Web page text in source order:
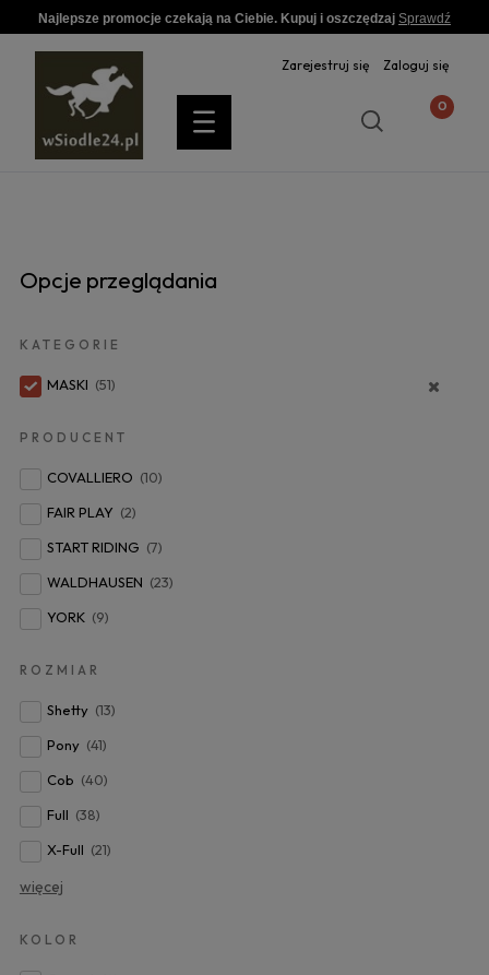
Najlepsze promocje czekają na Ciebie. Kupuj i oszczędzaj Sprawdź
Zarejestruj się Zaloguj się
Opcje przeglądania
KATEGORIE
MASKI (51)
PRODUCENT
COVALLIERO (10)
FAIR PLAY (2)
START RIDING (7)
WALDHAUSEN (23)
YORK (9)
ROZMIAR
Shetty (13)
Pony (41)
Cob (40)
Full (38)
X-Full (21)
więcej
KOLOR